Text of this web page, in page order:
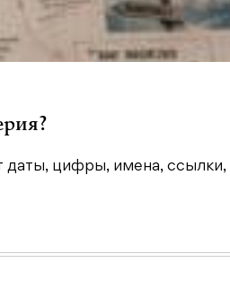
даты, цифры, имена,